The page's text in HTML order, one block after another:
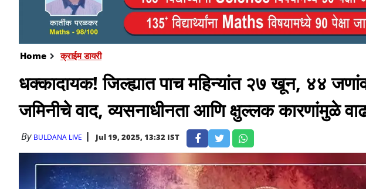
Home क्राईम डायरी
धक्कादायक! जिल्ह्यात पाच महिन्यांत २७ खून, ४४
जमिनीचे वाद, व्यसनाधीनता आणि क्षुल्लक कारणांमुळे
By BULDANA LIVE Jul 19, 2025, 13:32 IST